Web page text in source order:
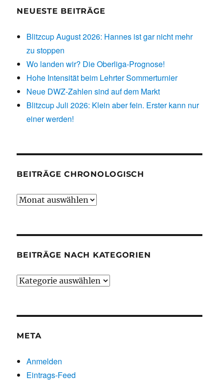
NEUESTE BEITRÄGE
Blitzcup August 2026: Hannes ist gar nicht mehr
zu stoppen
Wo landen wir? Die Oberliga-Prognose!
Hohe Intensität beim Lehrter Sommerturnier
Neue DWZ-Zahlen sind auf dem Markt
Blitzcup Juli 2026: Klein aber fein. Erster kann nur
einer werden!
BEITRÄGE CHRONOLOGISCH
Beiträge
BEITRÄGE NACH KATEGORIEN
Beiträge
META
Anmelden
Eintrags-Feed